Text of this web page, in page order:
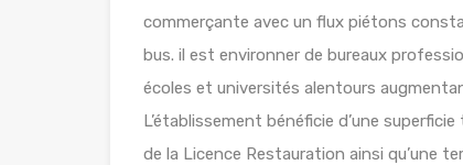
commerçante avec un flux piétons
bus. il est environner de bureaux
écoles et universités alentours
L’établissement bénéficie d’une
de la Licence Restauration ainsi qu’une